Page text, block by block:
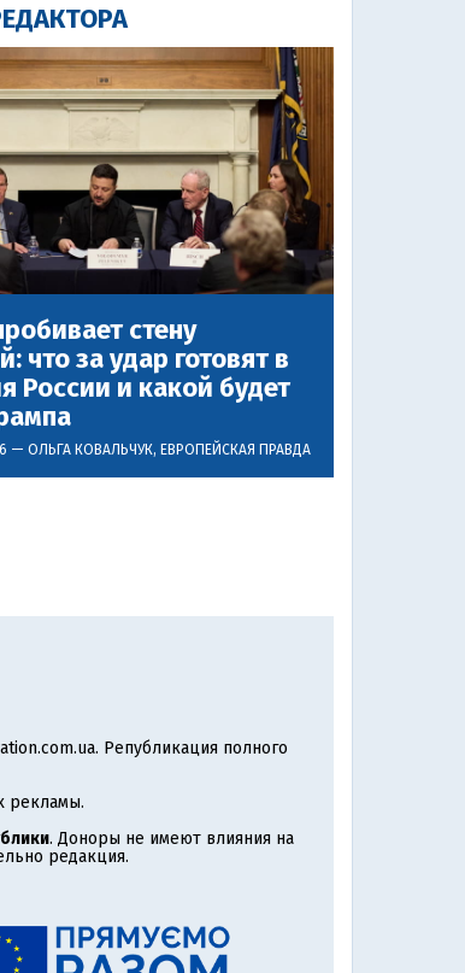
стену
что за удар готовят в
России и какой будет
— ОЛЬГА КОВАЛЬЧУК, ЕВРОПЕЙСКАЯ ПРАВДА
Републикация полного
рекламы.
. Доноры не имеют влияния на
редакция.